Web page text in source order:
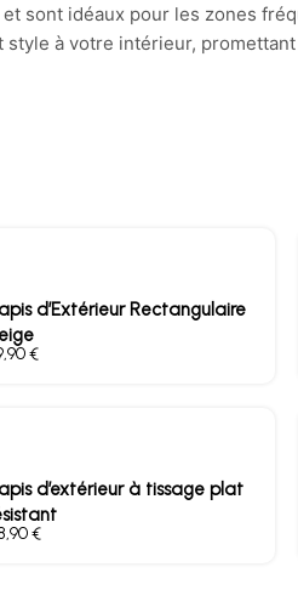
sont idéaux pour les zones
à votre intérieur,
d’Extérieur Rectangulaire
€
d’extérieur à tissage plat
€